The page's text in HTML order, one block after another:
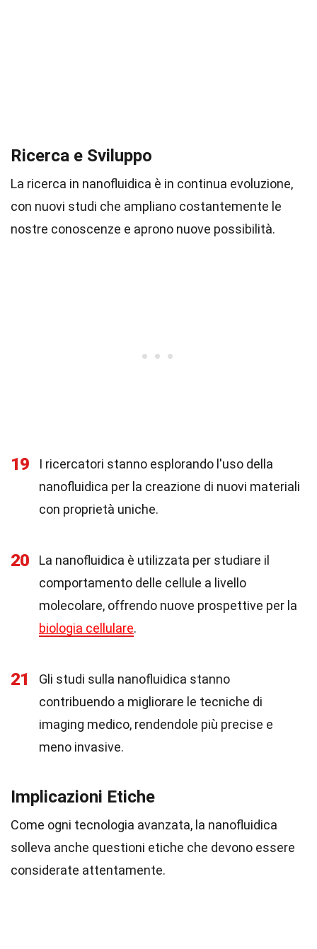
Ricerca e Sviluppo
La ricerca in nanofluidica è in continua evoluzione,
con nuovi studi che ampliano costantemente le
nostre conoscenze e aprono nuove possibilità.
19
I ricercatori stanno esplorando l'uso della
nanofluidica per la creazione di nuovi materiali
con proprietà uniche.
20
La nanofluidica è utilizzata per studiare il
comportamento delle cellule a livello
molecolare, offrendo nuove prospettive per la
biologia cellulare.
21
Gli studi sulla nanofluidica stanno
contribuendo a migliorare le tecniche di
imaging medico, rendendole più precise e
meno invasive.
Implicazioni Etiche
Come ogni tecnologia avanzata, la nanofluidica
solleva anche questioni etiche che devono essere
considerate attentamente.